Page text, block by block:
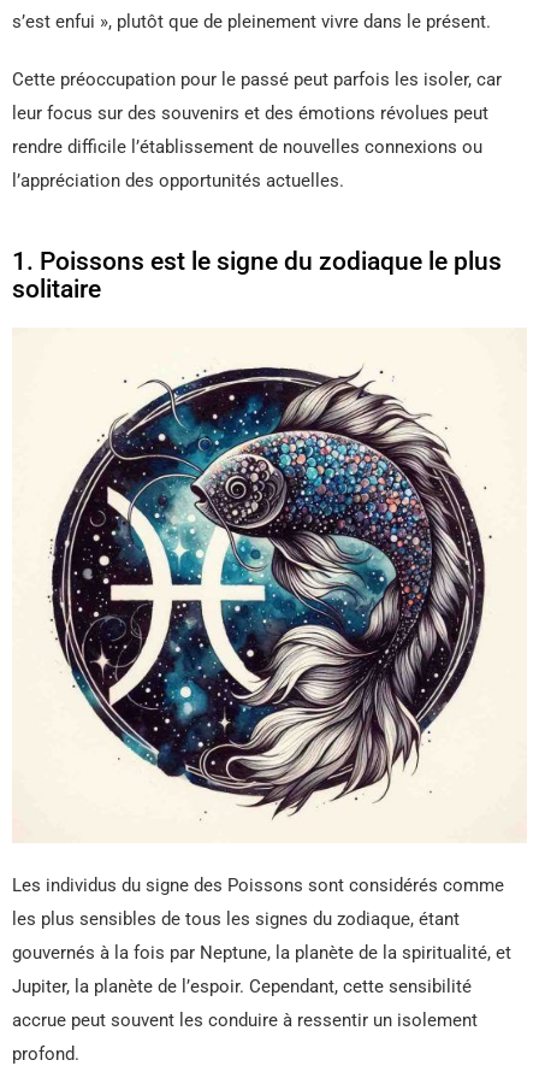
s’est enfui », plutôt que de pleinement vivre dans le présent.
Cette préoccupation pour le passé peut parfois les isoler, car
leur focus sur des souvenirs et des émotions révolues peut
rendre difficile l’établissement de nouvelles connexions ou
l’appréciation des opportunités actuelles.
1. Poissons est le signe du zodiaque le plus
solitaire
Les individus du signe des Poissons sont considérés comme
les plus sensibles de tous les signes du zodiaque, étant
gouvernés à la fois par Neptune, la planète de la spiritualité, et
Jupiter, la planète de l’espoir. Cependant, cette sensibilité
accrue peut souvent les conduire à ressentir un isolement
profond.